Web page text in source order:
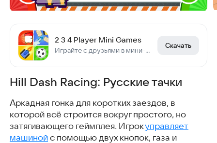
2 3 4 Player Mini Games
Играйте с друзьями в мини-игры на 4 человек
Скачать
Hill Dash Racing: Русские тачки
Аркадная гонка для коротких заездов, в
которой всё строится вокруг простого, но
затягивающего геймплея. Игрокуправляет
машиной с помощью двух кнопок, газа и